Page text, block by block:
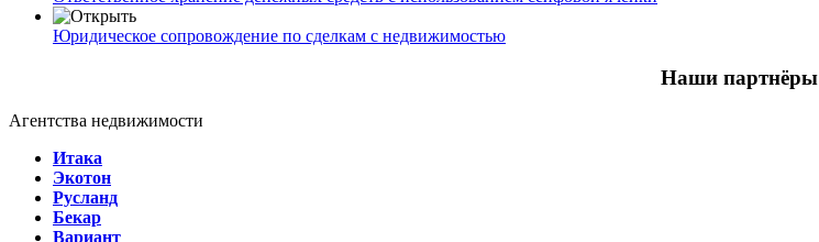
Юридическое сопровождение по сделкам с недвижимостью
Наши партнёры
Агентства недвижимости
Итака
Экотон
Русланд
Бекар
Вариант